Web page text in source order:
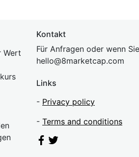
Wert
Kontakt
Für Anfragen oder wenn
hello@8marketcap.com
Links
- Privacy policy
- Terms and conditions